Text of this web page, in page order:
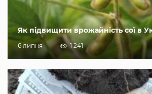
Як підвищити врожайність сої в
6 липня 1 241